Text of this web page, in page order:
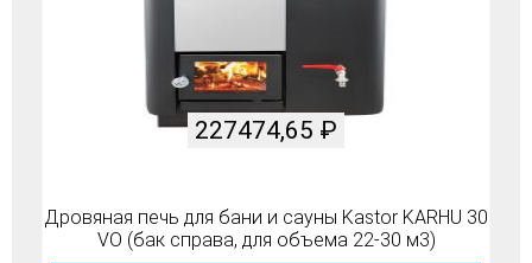
Дровяная печь для бани и сауны Kastor KARHU 30
VO (бак справа, для объема 22-30 м3)
227474,65 ₽